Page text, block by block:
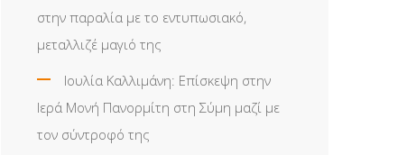
στην παραλία με το εντυπωσιακό,
μεταλλιζέ μαγιό της
Ιουλία Καλλιμάνη: Επίσκεψη στην
Ιερά Μονή Πανορμίτη στη Σύμη μαζί με
τον σύντροφό της